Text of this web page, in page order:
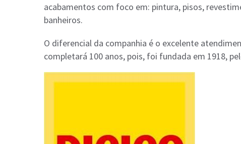
acabamentos com foco em: pintura, pisos,
banheiros.
O diferencial da companhia é o excelente
completará 100 anos, pois, foi fundada em 1918,